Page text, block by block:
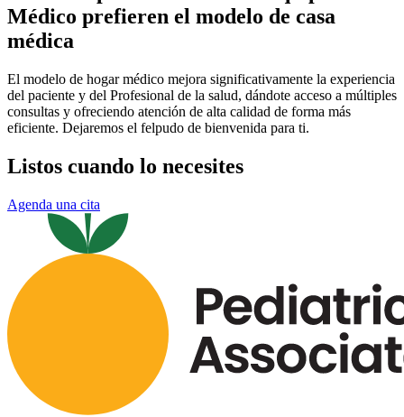
Médico prefieren el modelo de casa
médica
El modelo de hogar médico mejora significativamente la experiencia
del paciente y del Profesional de la salud, dándote acceso a múltiples
consultas y ofreciendo atención de alta calidad de forma más
eficiente. Dejaremos el felpudo de bienvenida para ti.
Listos cuando lo necesites
Agenda una cita